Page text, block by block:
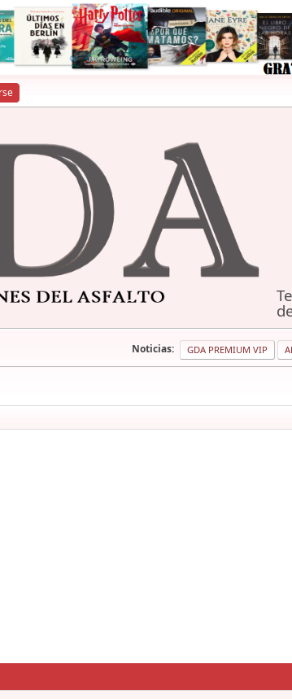
Noticias: GDA PREMIUM VIP